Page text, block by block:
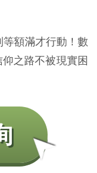
等額滿才行動！數
之路不被現實困
➤